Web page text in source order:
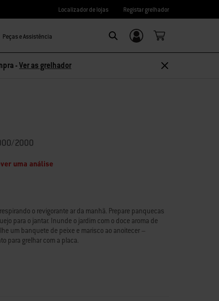
Localizador de lojas Registar grelhador
Peças e Assistência Login/Registo
-Ver as grelhador
2000
uma análise
o revigorante ar da manhã. Prepare panquecas
para o jantar. Inunde o jardim com o doce aroma de
um banquete de peixe e marisco ao anoitecer –
para grelhar com a placa.